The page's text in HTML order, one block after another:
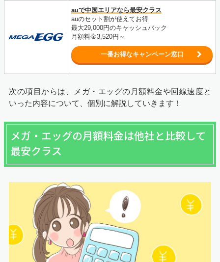
auで中国エリアなら最安クラス
auのセット割が使えてお得
最大29,000円のキャッシュバック
月額料金3,520円～
一番お得なキャンペーン窓口
次の項目からは、メガ・エッグの月額料金や回線速度と
いった内容について、個別に解説していきます！
メガ・エッグの月額料金は他社と比較して
最安クラス